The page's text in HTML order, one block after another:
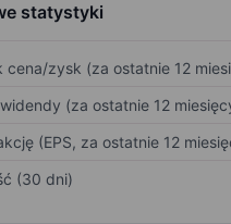
statystyki
cena/zysk (za ostatnie 12
(za ostatnie 12
(EPS, za ostatnie 12
(30 dni)